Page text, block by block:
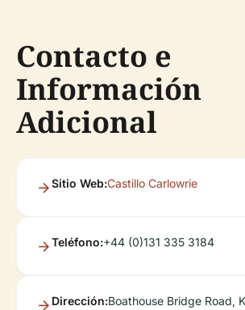
Contacto e
Información
Adicional
Sitio Web:Castillo Carlowrie
Teléfono:+44 (0)131 335 3184
Dirección:Boathouse Bridge Road,